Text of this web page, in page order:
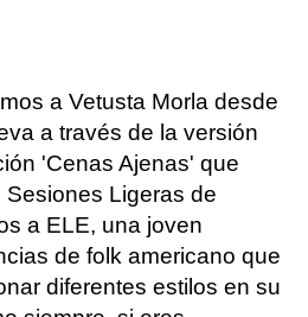
a Vetusta Morla desde
a través de la versión
'Cenas Ajenas' que
Ligeras de
a ELE, una joven
de folk americano que
diferentes estilos en su